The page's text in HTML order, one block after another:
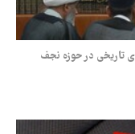
در حوزه نجف